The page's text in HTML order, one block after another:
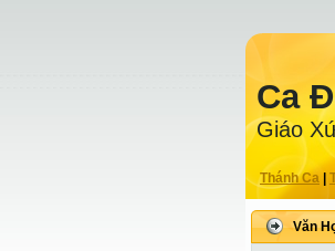
Ca
Giáo
Thánh Ca
Văn